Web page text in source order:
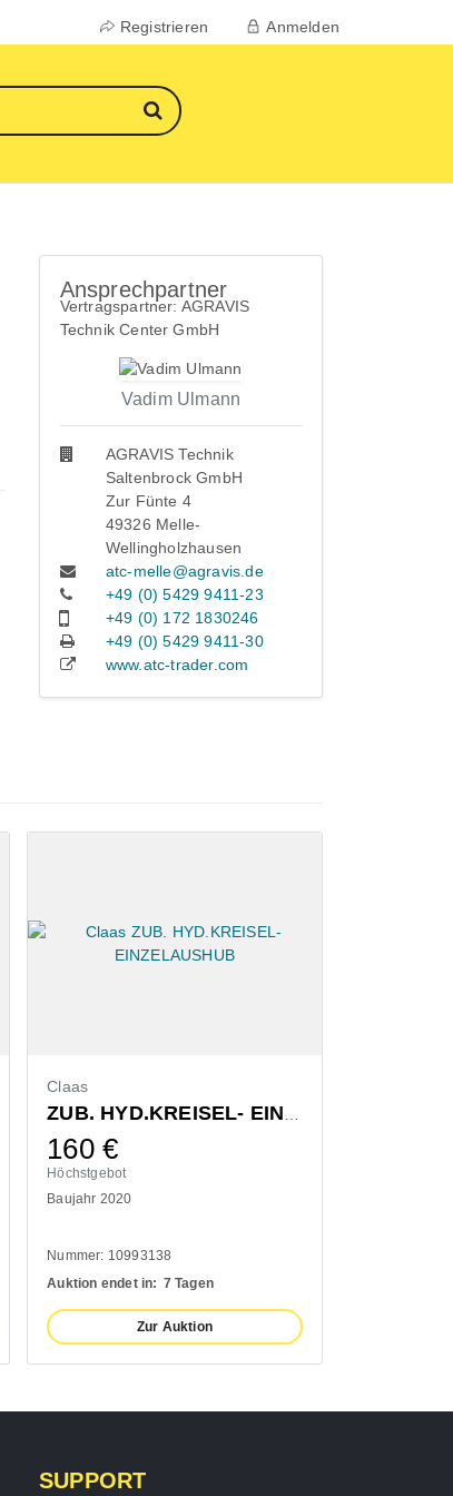
Registrieren Anmelden
Ansprechpartner
Vertragspartner: AGRAVIS
Technik Center GmbH
Vadim Ulmann
AGRAVIS Technik
Saltenbrock GmbH
Zur Fünte 4
49326 Melle-
Wellingholzhausen
atc-melle@agravis.de
+49 (0) 5429 9411-23
+49 (0) 172 1830246
+49 (0) 5429 9411-30
www.atc-trader.com
Claas
160€
Höchstgebot
Baujahr 2020
Nummer: 10993138
Auktion endet in: 7 Tagen
Zur Auktion
SUPPORT